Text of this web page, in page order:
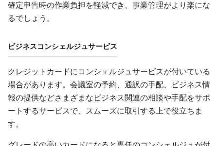
確定申告時の作業負担を軽減でき、事業管理がより楽にな
るでしょう。
ビジネスコンシェルジュサービス
クレジットカードにコンシェルジュサービスが付いている
場合があります。会議室の予約、通訳の手配、ビジネス情
報の提供などさまざまなビジネス関連の相談や手配をサポ
ートするサービスで、スムーズに取引する上で役立ちま
す。